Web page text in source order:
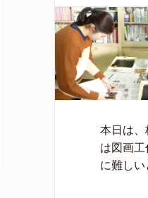
本日は、
は図画
に難し